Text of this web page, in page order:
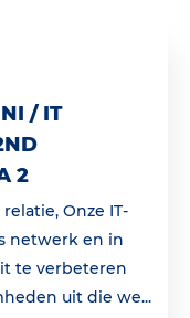
/ IT
2
Onze IT-
netwerk en in
te verbeteren
uit die we...